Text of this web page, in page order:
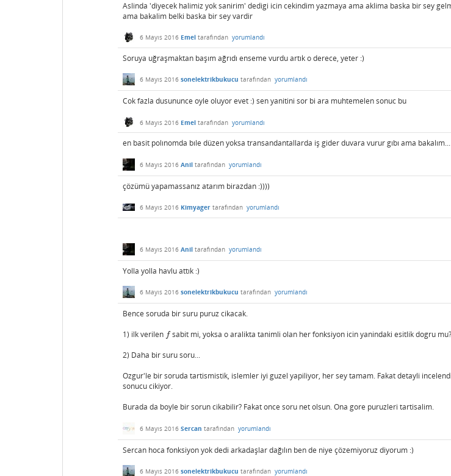
Aslinda 'diyecek halimiz yok sanirim' dedigi icin cekindim yazmaya ama aklima baska bir sey
ama bakalim belki baska bir sey vardir
6 Mayıs 2016 Emel tarafından yorumlandı
Soruya uğraşmaktan başım ağrıdı enseme vurdu artık o derece, yeter :)
6 Mayıs 2016 sonelektrikbukucu tarafından yorumlandı
Cok fazla dusununce oyle oluyor evet :) sen yanitini sor bi ara muhtemelen sonuc bu
6 Mayıs 2016 Emel tarafından yorumlandı
en basit polınomda bıle düzen yoksa transandantallarda iş gider duvara vurur gıbı ama bakalım...
6 Mayıs 2016 Anil tarafından yorumlandı
çözümü yapamassanız atarım birazdan :))))
6 Mayıs 2016 Kimyager tarafından yorumlandı
6 Mayıs 2016 Anil tarafından yorumlandı
Yolla yolla havlu attık :)
6 Mayıs 2016 sonelektrikbukucu tarafından yorumlandı
Bence soruda bir suru puruz cikacak.
1) ilk verilen f
f sabit mi, yoksa o aralikta tanimli olan her fonksiyon icin yanindaki esitlik dogru mu?
2) Daha bir suru soru...
Ozgur'le bir soruda tartismistik, islemler iyi guzel yapiliyor, her sey tamam. Fakat detayli
sonucu cikiyor.
Burada da boyle bir sorun cikabilir? Fakat once soru net olsun. Ona gore puruzleri tartisalim.
6 Mayıs 2016 Sercan tarafından yorumlandı
Sercan hoca fonksiyon yok dedi arkadaşlar dağılın ben de niye çözemiyoruz diyorum :)
6 Mayıs 2016 sonelektrikbukucu tarafından yorumlandı